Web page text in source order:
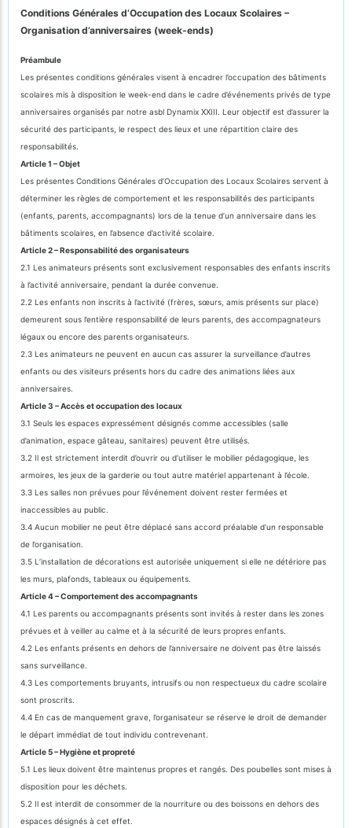
Conditions Générales d’Occupation des Locaux Scolaires –
Organisation d’anniversaires (week-ends)
Préambule
Les présentes conditions générales visent à encadrer l’occupation des bâtiments
scolaires mis à disposition le week-end dans le cadre d’événements privés de type
anniversaires organisés par notre asbl Dynamix XXIII. Leur objectif est d’assurer la
sécurité des participants, le respect des lieux et une répartition claire des
responsabilités.
Article 1 – Objet
Les présentes Conditions Générales d’Occupation des Locaux Scolaires servent à
déterminer les règles de comportement et les responsabilités des participants
(enfants, parents, accompagnants) lors de la tenue d’un anniversaire dans les
bâtiments scolaires, en l’absence d’activité scolaire.
Article 2 – Responsabilité des organisateurs
2.1 Les animateurs présents sont exclusivement responsables des enfants inscrits
à l’activité anniversaire, pendant la durée convenue.
2.2 Les enfants non inscrits à l’activité (frères, sœurs, amis présents sur place)
demeurent sous l’entière responsabilité de leurs parents, des accompagnateurs
légaux ou encore des parents organisateurs.
2.3 Les animateurs ne peuvent en aucun cas assurer la surveillance d’autres
enfants ou des visiteurs présents hors du cadre des animations liées aux
anniversaires.
Article 3 – Accès et occupation des locaux
3.1 Seuls les espaces expressément désignés comme accessibles (salle
d’animation, espace gâteau, sanitaires) peuvent être utilisés.
3.2 Il est strictement interdit d’ouvrir ou d’utiliser le mobilier pédagogique, les
armoires, les jeux de la garderie ou tout autre matériel appartenant à l’école.
3.3 Les salles non prévues pour l’événement doivent rester fermées et
inaccessibles au public.
3.4 Aucun mobilier ne peut être déplacé sans accord préalable d’un responsable
de l’organisation.
3.5 L’installation de décorations est autorisée uniquement si elle ne détériore pas
les murs, plafonds, tableaux ou équipements.
Article 4 – Comportement des accompagnants
4.1 Les parents ou accompagnants présents sont invités à rester dans les zones
prévues et à veiller au calme et à la sécurité de leurs propres enfants.
4.2 Les enfants présents en dehors de l’anniversaire ne doivent pas être laissés
sans surveillance.
4.3 Les comportements bruyants, intrusifs ou non respectueux du cadre scolaire
sont proscrits.
4.4 En cas de manquement grave, l’organisateur se réserve le droit de demander
le départ immédiat de tout individu contrevenant.
Article 5 – Hygiène et propreté
5.1 Les lieux doivent être maintenus propres et rangés. Des poubelles sont mises à
disposition pour les déchets.
5.2 Il est interdit de consommer de la nourriture ou des boissons en dehors des
espaces désignés à cet effet.